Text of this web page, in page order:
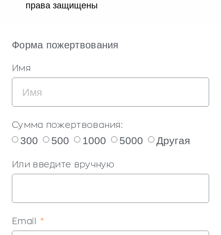
права защищены
Форма пожертвования
Имя
Сумма пожертвования:
300 500 1000 5000 Другая
Или введите вручную
Email